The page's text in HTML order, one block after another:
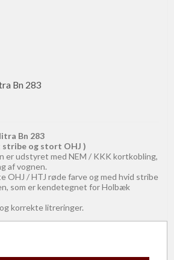
Bn 283
Bn 283
stribe og stort OHJ )
er udstyret med NEM / KKK kortkobling,
af vognen.
OHJ / HTJ røde farve og med hvid stribe
som er kendetegnet for Holbæk
korrekte litreringer.